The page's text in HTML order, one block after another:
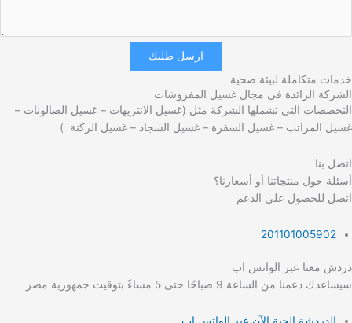
ارسل طلبك
خدمات متكاملة لبيئة صحية
الشركة الرائدة فى مجال غسيل المفروشات
التخصصات التى تشملها الشركة مثل (غسيل الانتريهات – غسيل الصالونات –
غسيل المراتب – غسيل السفرة – غسيل السجاد – غسيل الركنة )
اتصل بنا
أسئلة حول منتجاتنا أو أسعارنا؟
اتصل للحصول على الدعم
201101005902
دردش معنا عبر الواتس اب
سيساعدك دعمنا من الساعة 9 صباحًا حتى 5 مساءً بتوقيت جمهورية مصر